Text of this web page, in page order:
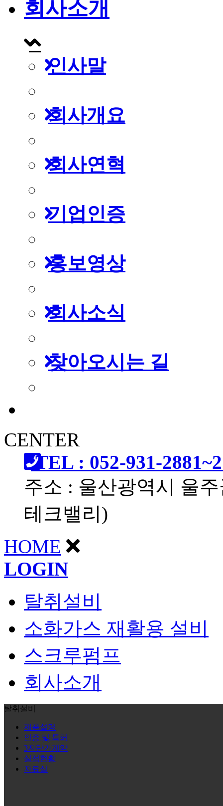
회사소개
인사말
회사개요
회사연혁
기업인증
홍보영상
회사소식
찾아오시는 길
CENTER
TEL : 052-931-2881~2
주소 : 울산광역시 울
테크밸리)
HOME
LOGIN
탈취설비
소화가스 재활용 설비
스크루펌프
회사소개
탈취설비
제품설명
인증 및 특허
3자단가계약
실적현황
자료실